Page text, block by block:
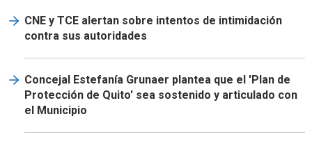
CNE y TCE alertan sobre intentos de intimidación
contra sus autoridades
Concejal Estefanía Grunaer plantea que el 'Plan de
Protección de Quito' sea sostenido y articulado con
el Municipio